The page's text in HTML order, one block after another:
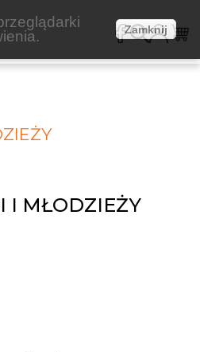
Zamknij
I MŁODZIEŻY